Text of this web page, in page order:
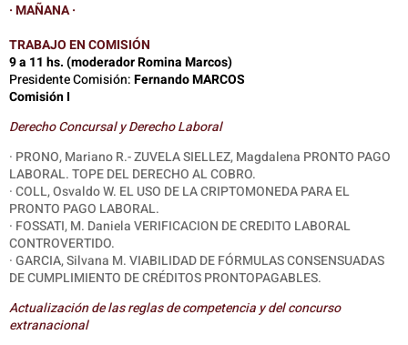
· MAÑANA ·
TRABAJO EN COMISIÓN
9 a 11 hs. (moderador Romina Marcos)
Presidente Comisión:Fernando MARCOS
Comisión I
Derecho Concursal y Derecho Laboral
· PRONO, Mariano R.- ZUVELA SIELLEZ, Magdalena PRONTO PAGO
LABORAL. TOPE DEL DERECHO AL COBRO.
· COLL, Osvaldo W. EL USO DE LA CRIPTOMONEDA PARA EL
PRONTO PAGO LABORAL.
· FOSSATI, M. Daniela VERIFICACION DE CREDITO LABORAL
CONTROVERTIDO.
· GARCIA, Silvana M. VIABILIDAD DE FÓRMULAS CONSENSUADAS
DE CUMPLIMIENTO DE CRÉDITOS PRONTOPAGABLES.
Actualización de las reglas de competencia y del concurso
extranacional